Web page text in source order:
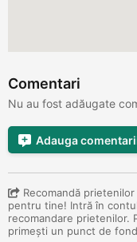
Comentari
Nu au fost adăugate
Adauga
Recomandă
pentru tine! Intră în
recomandare prietenilor.
primești un punct de